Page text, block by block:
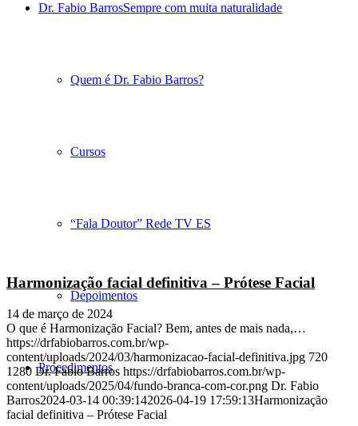
Dr. Fabio BarrosSempre com muita naturalidade
Quem é Dr. Fabio Barros?
Cursos
“Fala Doutor” Rede TV ES
Depoimentos
Procedimentos
Harmonização facial definitiva – Prótese Facial
14 de março de 2024
O que é Harmonização Facial? Bem, antes de mais nada,…
https://drfabiobarros.com.br/wp-
content/uploads/2024/03/harmonizacao-facial-definitiva.jpg 720
1280 Dr. Fabio Barros https://drfabiobarros.com.br/wp-
content/uploads/2025/04/fundo-branca-com-cor.png Dr. Fabio
Barros2024-03-14 00:39:142026-04-19 17:59:13Harmonização
facial definitiva – Prótese Facial